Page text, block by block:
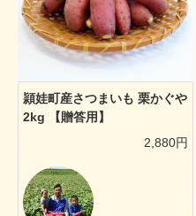
頴娃町産さつまいも 栗かぐや
2kg 【贈答用】
2,880円